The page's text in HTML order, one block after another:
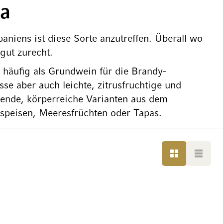
ist diese Sorte anzutreffen. Überall wo
zurecht.
als Grundwein für die Brandy-
aber auch leichte, zitrusfruchtige und
körperreiche Varianten aus dem
Meeresfrüchten oder Tapas.
LISTE LISTE